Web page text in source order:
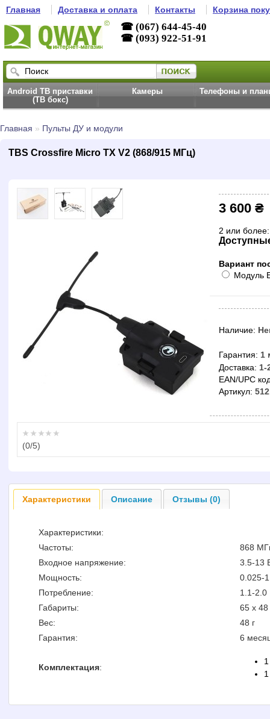
Главная Доставка и оплата Контакты Корзина
☎ (067) 644-45-40
☎ (093) 922-51-91
Android ТВ приставки
(ТВ бокс)
Камеры Телефоны и
Главная » Пульты ДУ и модули
TBS Crossfire Micro TX V2 (868/915 МГц)
3 600 ₴
2 или
Вариант
Модуль
Наличие:
Гарантия: 1
Доставка: 1-
EAN/UPC
Артикул:
(0/5)
Характеристики Описание Отзывы (0)
Характеристики:
Частоты:
868
Входное напряжение:
3.5-13
Мощность:
0.025-
Потребление:
1.1-2.0
Габариты:
65 x
Вес:
48 г
Гарантия:
6
Комплектация: